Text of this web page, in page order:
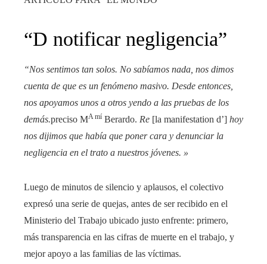
“D notificar negligencia”
“Nos sentimos tan solos. No sabíamos nada, nos dimos
cuenta de que es un fenómeno masivo. Desde entonces,
nos apoyamos unos a otros yendo a las pruebas de los
demás.preciso MA mí Berardo. Re [la manifestation d’] hoy
nos dijimos que había que poner cara y denunciar la
negligencia en el trato a nuestros jóvenes. »
Luego de minutos de silencio y aplausos, el colectivo
expresó una serie de quejas, antes de ser recibido en el
Ministerio del Trabajo ubicado justo enfrente: primero,
más transparencia en las cifras de muerte en el trabajo, y
mejor apoyo a las familias de las víctimas.